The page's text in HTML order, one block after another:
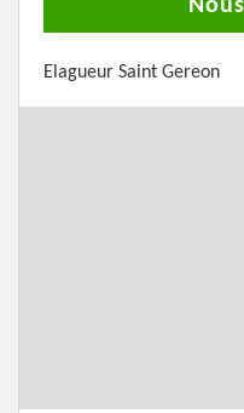
Elagueur Saint Gereon